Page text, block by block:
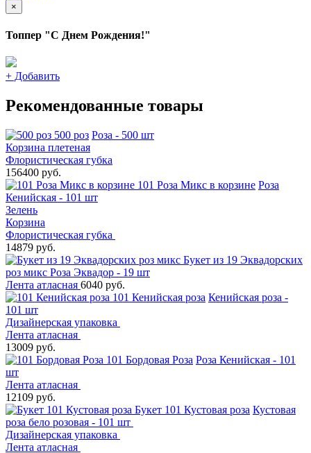
×
Топпер "С Днем Рождения!"
+ Добавить
Рекомендованные товары
500 роз Роза - 500 шт
Корзина плетеная
Флористическая губка
156400 руб.
101 Роза Микс в корзине Роза
Кенийская - 101 шт
Зелень
Корзина
Флористическая губка
14879 руб.
Букет из 19 Эквадорских
роз микс Роза Эквадор - 19 шт
Лента атласная 6040 руб.
101 Кенийская роза Кенийская роза -
101 шт
Дизайнерская упаковка
Лента атласная
13009 руб.
101 Бордовая Роза Роза Кенийская - 101
шт
Лента атласная
12109 руб.
Букет 101 Кустовая роза Кустовая
роза бело розовая - 101 шт
Дизайнерская упаковка
Лента атласная